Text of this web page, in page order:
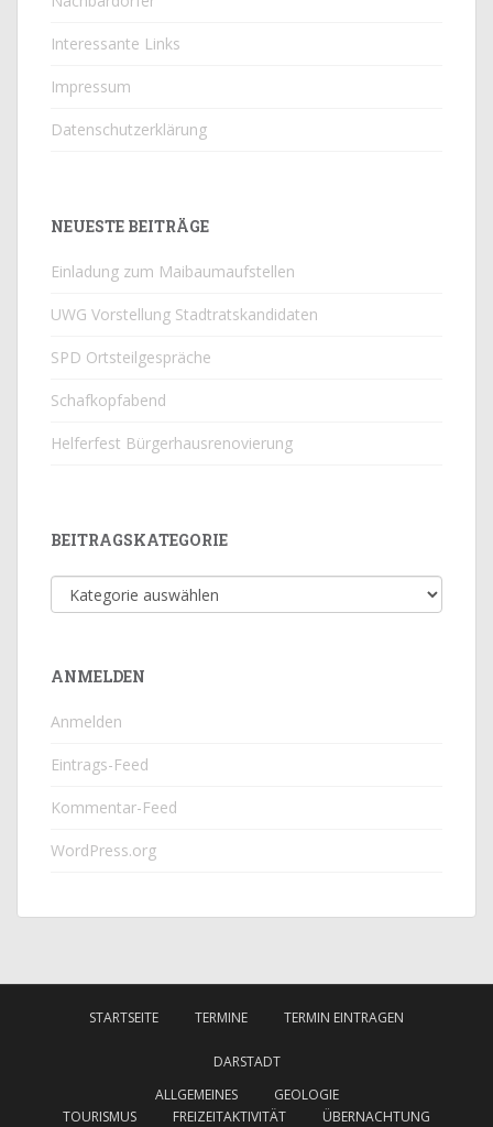
Interessante Links
Impressum
Datenschutzerklärung
NEUESTE BEITRÄGE
Einladung zum Maibaumaufstellen
UWG Vorstellung Stadtratskandidaten
SPD Ortsteilgespräche
Schafkopfabend
Helferfest Bürgerhausrenovierung
BEITRAGSKATEGORIE
Beitragskategorie
ANMELDEN
Anmelden
Eintrags-Feed
Kommentar-Feed
WordPress.org
STARTSEITE TERMINE TERMIN EINTRAGEN
DARSTADT
ALLGEMEINES
GEOLOGIE
TOURISMUS
FREIZEITAKTIVITÄT ÜBERNACHTUNG